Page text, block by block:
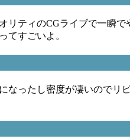
リティのCGライブで一瞬で
てすごいよ。
ったし密度が凄いのでリ